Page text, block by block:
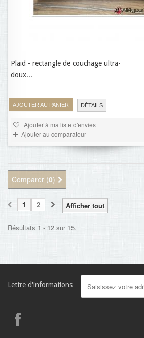
Plaid - rectangle de couchage ultra-
doux...
AJOUTER AU PANIER DÉTAILS
Ajouter à ma liste d'envies
Ajouter au comparateur
Comparer (0)
Afficher tout
1 2
Résultats 1 - 12 sur 15.
Lettre d'informations